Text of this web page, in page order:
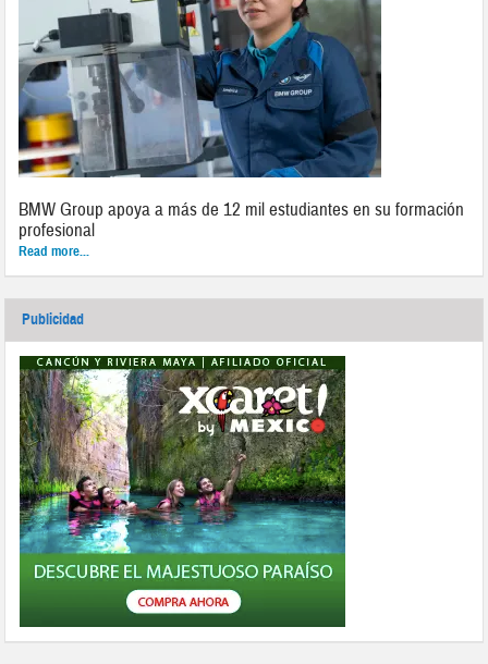
BMW Group apoya a más de 12 mil estudiantes en su formación
profesional
Read more...
Publicidad